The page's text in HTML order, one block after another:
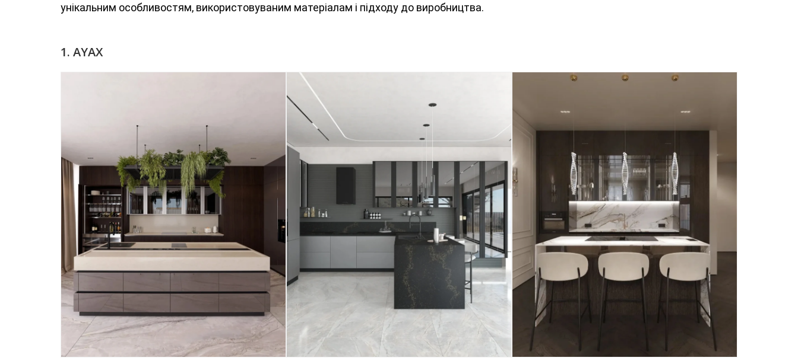
унікальним особливостям, використовуваним матеріалам і підходу до виробництва.
1. AYAX